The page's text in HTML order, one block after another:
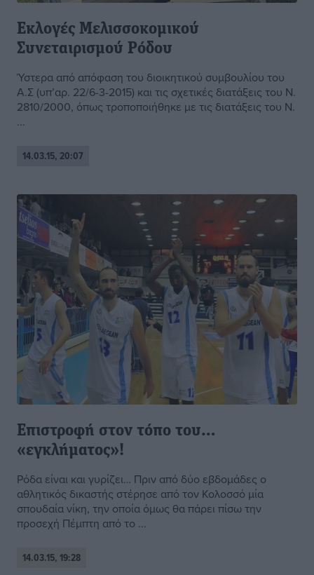
Εκλογές Μελισσοκομικού
Συνεταιρισμού Ρόδου
Ύστερα από απόφαση του διοικητικού συμβουλίου του
Α.Σ (υπ’αρ. 22/6-3-2015) και τις σχετικές διατάξεις του Ν.
2810/2000, όπως τροποποιήθηκε με τις διατάξεις του Ν.
...
14.03.15, 20:07
Επιστροφή στον τόπο του…
«εγκλήματος»!
Ρόδα είναι και γυρίζει… Πριν από δύο εβδομάδες ο
αθλητικός δικαστής στέρησε από τον Κολοσσό μία
σπουδαία νίκη, την οποία όμως θα πάρει πίσω την
προσεχή Πέμπτη από το ...
14.03.15, 19:28